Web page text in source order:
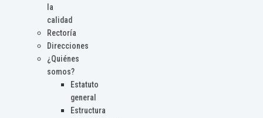
la
calidad
Rectoría
Direcciones
¿Quiénes
somos?
Estatuto
general
Estructura